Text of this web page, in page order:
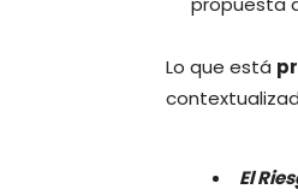
Lo que está
El